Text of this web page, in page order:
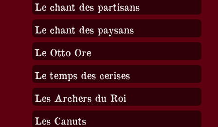
Le chant des partisans
Le chant des paysans
Le Otto Ore
Le temps des cerises
Les Archers du Roi
Les Canuts